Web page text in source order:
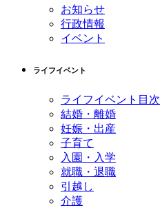
お知らせ
行政情報
イベント
ライフイベント
ライフイベント目次
結婚・離婚
妊娠・出産
子育て
入園・入学
就職・退職
引越し
介護